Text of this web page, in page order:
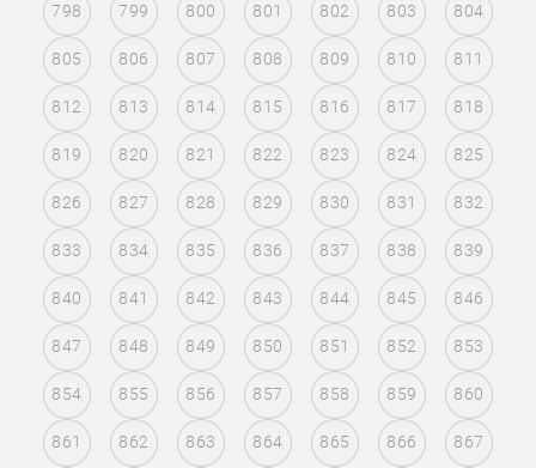
798 799 800 801 802 803 804
805 806 807 808 809 810 811
812 813 814 815 816 817 818
819 820 821 822 823 824 825
826 827 828 829 830 831 832
833 834 835 836 837 838 839
840 841 842 843 844 845 846
847 848 849 850 851 852 853
854 855 856 857 858 859 860
861 862 863 864 865 866 867